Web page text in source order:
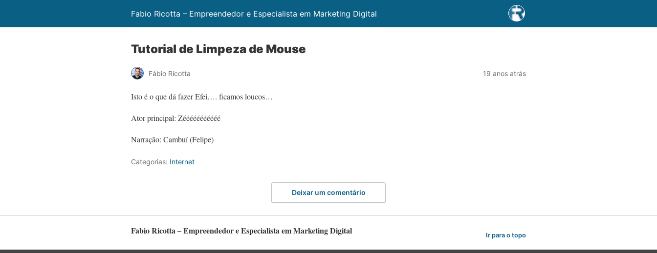
Fabio Ricotta – Empreendedor e Especialista em Marketing Digital
Tutorial de Limpeza de Mouse
Fábio Ricotta 19 anos atrás
Isto é o que dá fazer Efei…. ficamos loucos…
Ator principal: Zééééééééééé
Narração: Cambuí (Felipe)
Categorias: Internet
Deixar um comentário
Fabio Ricotta – Empreendedor e Especialista em Marketing Digital Ir para o topo